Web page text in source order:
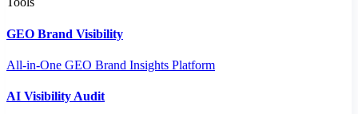
GEO Brand Visibility
All-in-One GEO Brand Insights Platform
AI Visibility Audit